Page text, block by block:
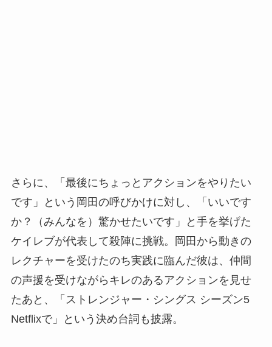
さらに、「最後にちょっとアクションをやりたい
です」という岡田の呼びかけに対し、「いいです
か？（みんなを）驚かせたいです」と手を挙げた
ケイレブが代表して殺陣に挑戦。岡田から動きの
レクチャーを受けたのち実践に臨んだ彼は、仲間
の声援を受けながらキレのあるアクションを見せ
たあと、「ストレンジャー・シングス シーズン5
Netflixで」という決め台詞も披露。